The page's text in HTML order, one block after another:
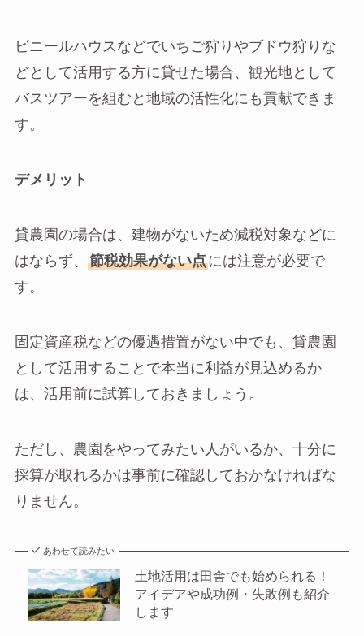
ビニールハウスなどでいちご狩りやブドウ狩りな
どとして活用する方に貸せた場合、観光地として
バスツアーを組むと地域の活性化にも貢献できま
す。
デメリット
貸農園の場合は、建物がないため減税対象などに
はならず、
節税効果がない点には注意が必要で
す。
固定資産税などの優遇措置がない中でも、貸農園
として活用することで本当に利益が見込めるか
は、活用前に試算しておきましょう。
ただし、農園をやってみたい人がいるか、十分に
採算が取れるかは事前に確認しておかなければな
りません。
あわせて読みたい
土地活用は田舎でも始められる！
アイデアや成功例・失敗例も紹介
します